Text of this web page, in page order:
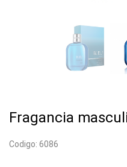
Fragancia
Codigo: 6086